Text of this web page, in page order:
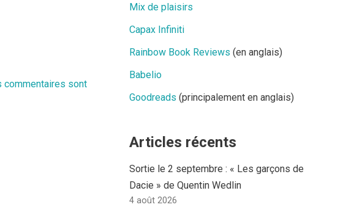
commentaires sont
Mix de plaisirs
Capax Infiniti
Rainbow Book Reviews (en anglais)
Babelio
Goodreads (principalement en anglais)
Articles récents
Sortie le 2 septembre : « Les garçons de
Dacie » de Quentin Wedlin
4 août 2026